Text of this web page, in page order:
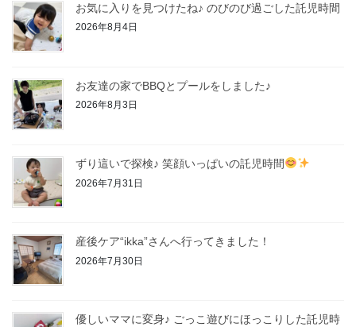
お気に入りを見つけたね♪ のびのび過ごした託児時間
2026年8月4日
お友達の家でBBQとプールをしました♪
2026年8月3日
ずり這いで探検♪ 笑顔いっぱいの託児時間
2026年7月31日
産後ケア“ikka”さんへ行ってきました！
2026年7月30日
優しいママに変身♪ ごっこ遊びにほっこりした託児時